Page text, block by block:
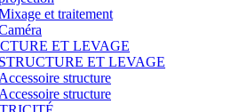
et traitement
ET LEVAGE
STRUCTURE ET LEVAGE
Accessoire structure
Accessoire structure